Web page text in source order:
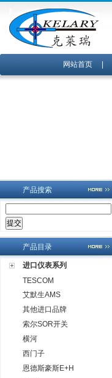
网站首页|
产品搜索
产品目录
进口仪表系列
TESCOM
艾默生AMS
其他进口品牌
索尔SOR开关
横河
西门子
恩德斯豪斯E+H